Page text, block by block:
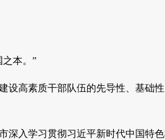
本。”
高素质干部队伍的先导性、基础性
入学习贯彻习近平新时代中国特色